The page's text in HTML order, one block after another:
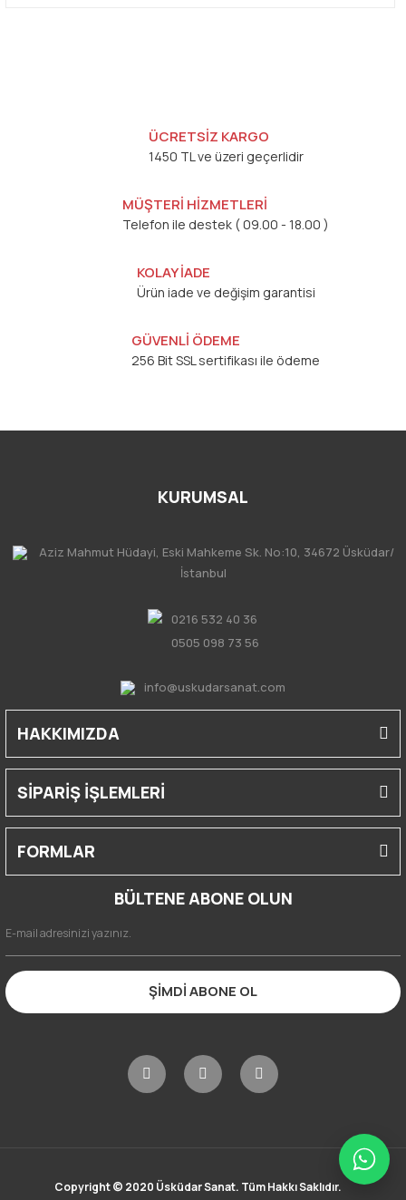
ÜCRETSİZ KARGO
1450 TL ve üzeri geçerlidir
MÜŞTERİ HİZMETLERİ
Telefon ile destek ( 09.00 - 18.00 )
KOLAY İADE
Ürün iade ve değişim garantisi
GÜVENLİ ÖDEME
256 Bit SSL sertifikası ile ödeme
KURUMSAL
Aziz Mahmut Hüdayi, Eski Mahkeme Sk. No:10, 34672 Üsküdar/
İstanbul
0216 532 40 36
0505 098 73 56
info@uskudarsanat.com
HAKKIMIZDA
SİPARİŞ İŞLEMLERİ
FORMLAR
BÜLTENE ABONE OLUN
ŞİMDİ ABONE OL
Copyright © 2020 Üsküdar Sanat. Tüm Hakkı Saklıdır.